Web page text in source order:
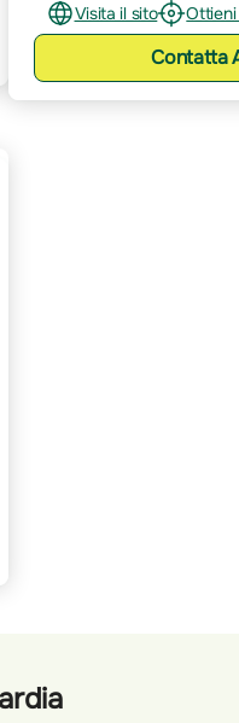
Visita il sito Ottieni
Contatta